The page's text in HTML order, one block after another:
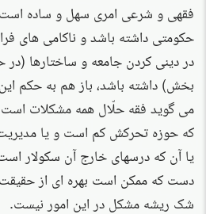
فقهی و شرعی امری سهل و ساده
حکومتی داشته باشد و ناکامی های
در دینی کردن جامعه و ساختارها
بخش) داشته باشد، باز هم به حکم
می گوید فقه حلّال همه مشکلات
که حوزه تحرکش کم است و یا مدیریت
یا آن که درسهای خارج آن سکولار
دست که ممکن است بهره ای از حقیقت
شک ریشه مشکل در این امور نیست.